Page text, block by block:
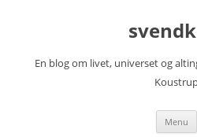
En blog om livet, universet og
Menu